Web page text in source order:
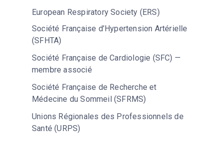
European Respiratory Society (ERS)
Société Française d’Hypertension Artérielle
(SFHTA)
Société Française de Cardiologie (SFC) —
membre associé
Société Française de Recherche et
Médecine du Sommeil (SFRMS)
Unions Régionales des Professionnels de
Santé (URPS)